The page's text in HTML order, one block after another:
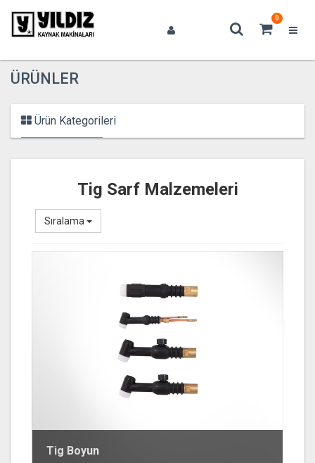
0
ÜRÜNLER
Ürün Kategorileri
Tig Sarf Malzemeleri
Sıralama
Tig Boyun